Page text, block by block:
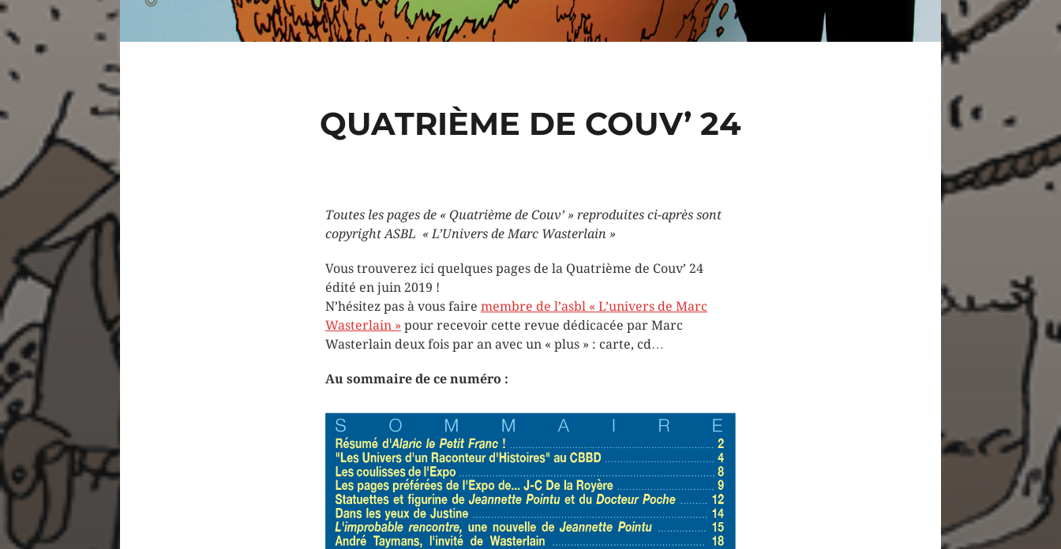
QUATRIÈME DE COUV’ 24
Toutes les pages de « Quatrième de Couv’ » reproduites ci-après sont
copyright ASBL « L’Univers de Marc Wasterlain »
Vous trouverez ici quelques pages de la Quatrième de Couv’ 24
édité en juin 2019 !
N’hésitez pas à vous faire membre de l’asbl « L’univers de Marc
Wasterlain » pour recevoir cette revue dédicacée par Marc
Wasterlain deux fois par an avec un « plus » : carte, cd…
Au sommaire de ce numéro :